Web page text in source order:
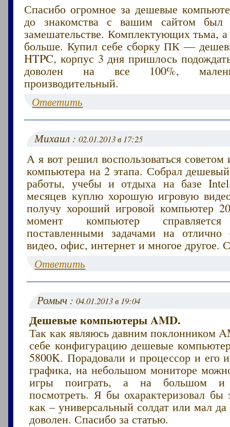
Спасибо огромное за дешевые
до знакомства с вашим сайтом был
замешательстве. Комплектующих тьма, а
больше. Купил себе сборку ПК —
HTPC, корпус 3 дня пришлось
доволен на все 100%,
производительный.
Ответить
Михаил :02.01.2013 в 17:25
А я вот решил воспользоваться советом
компьютера на 2 этапа. Собрал
работы, учебы и отдыха на базе
месяцев куплю хорошую игровую
получу хороший игровой компьютер
момент компьютер
поставленными задачами на
видео, офис, интернет и многое другое.
Ответить
Ромыч :04.01.2013 в 19:04
Дешевые компьютеры AMD.
Так как являюсь давним поклонником
себе конфигурацию дешевые
5800K. Порадовали и процессор и его
графика, на небольшом мониторе
игры поиграть, а на большом и
посмотреть. Я бы охарактеризовал бы
как – универсальный солдат или мал
доволен. Спасибо за статью.